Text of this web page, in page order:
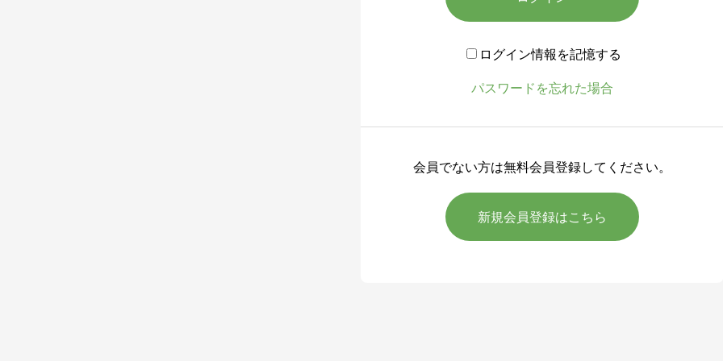
ログイン情報を記憶する
パスワードを忘れた場合
会員でない方は無料会員登録してください。
新規会員登録はこちら